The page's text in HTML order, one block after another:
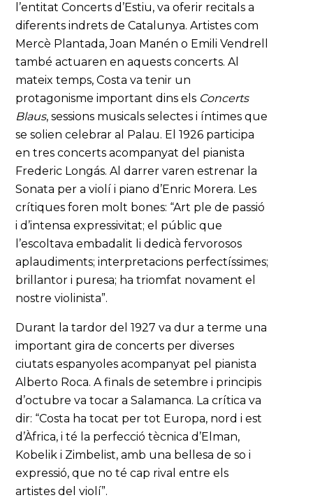
l’entitat Concerts d’Estiu, va oferir recitals a
diferents indrets de Catalunya. Artistes com
Mercè Plantada, Joan Manén o Emili Vendrell
també actuaren en aquests concerts. Al
mateix temps, Costa va tenir un
protagonisme important dins els Concerts
Blaus, sessions musicals selectes i íntimes que
se solien celebrar al Palau. El 1926 participa
en tres concerts acompanyat del pianista
Frederic Longás. Al darrer varen estrenar la
Sonata per a violí i piano d’Enric Morera. Les
crítiques foren molt bones: “Art ple de passió
i d’intensa expressivitat; el públic que
l’escoltava embadalit li dedicà fervorosos
aplaudiments; interpretacions perfectíssimes;
brillantor i puresa; ha triomfat novament el
nostre violinista”.
Durant la tardor del 1927 va dur a terme una
important gira de concerts per diverses
ciutats espanyoles acompanyat pel pianista
Alberto Roca. A finals de setembre i principis
d’octubre va tocar a Salamanca. La crítica va
dir: “Costa ha tocat per tot Europa, nord i est
d’Àfrica, i té la perfecció tècnica d’Elman,
Kobelik i Zimbelist, amb una bellesa de so i
expressió, que no té cap rival entre els
artistes del violí”.